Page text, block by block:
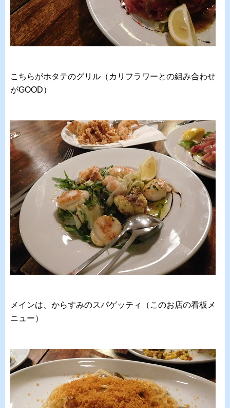
こちらがホタテのグリル（カリフラワーとの組み合わせ
がGOOD）
メインは、からすみのスパゲッティ（このお店の看板メ
ニュー）